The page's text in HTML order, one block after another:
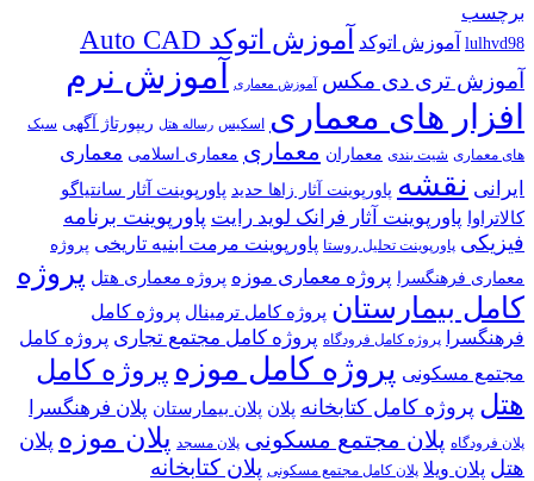
برچسب
lulhvd98 آموزش اتوکد آموزش اتوکد Auto CAD
آموزش تری دی مکس آموزش معماری
آموزش نرم
افزار های معماری اسکیس رساله هتل ریپورتاژ آگهی سبک
های معماری شیت بندی معماران معماری معماری اسلامی معماری
ایرانی نقشه پاورپوینت آثار زاها حدید پاورپوینت آثار سانتیاگو
کالاتراوا پاورپوینت آثار فرانک لوید رایت پاورپوینت برنامه
فیزیکی پاورپوینت تحلیل روستا پاورپوینت مرمت ابنیه تاریخی پروژه
معماری فرهنگسرا پروژه معماری موزه پروژه معماری هتل پروژه
کامل بیمارستان پروژه کامل ترمینال پروژه کامل
فرهنگسرا
پروژه کامل فرودگاه پروژه کامل مجتمع تجاری پروژه کامل
مجتمع مسکونی پروژه کامل موزه پروژه کامل
هتل پروژه کامل کتابخانه پلان پلان بیمارستان پلان فرهنگسرا
پلان فرودگاه پلان مجتمع مسکونی پلان مسجد پلان موزه پلان
هتل پلان ویلا پلان کامل مجتمع مسکونی پلان کتابخانه